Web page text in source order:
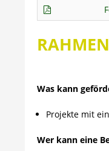
Was kann
Projekte mit
Wer kann eine